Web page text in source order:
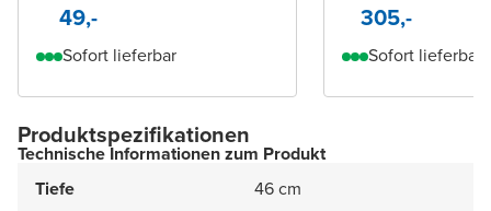
49,-
Sofort lieferbar
305,-
Sofort lieferbar
Produktspezifikationen
Technische Informationen zum Produkt
Tiefe
46 cm